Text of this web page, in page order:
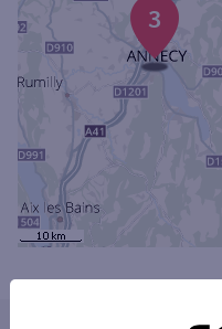
Ville / Code postal
Rue
3